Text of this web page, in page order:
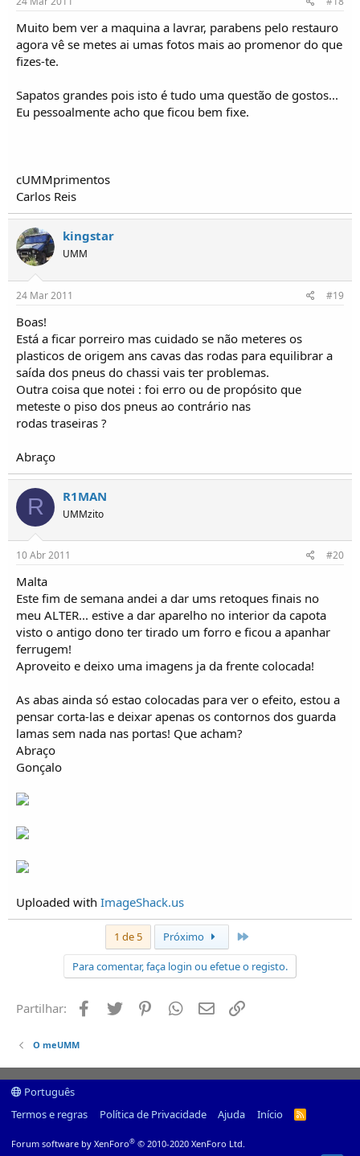
Muito bem ver a maquina a lavrar, parabens pelo restauro
agora vê se metes ai umas fotos mais ao promenor do que
fizes-te.
Sapatos grandes pois isto é tudo uma questão de gostos...
Eu pessoalmente acho que ficou bem fixe.
cUMMprimentos
Carlos Reis
kingstar
UMM
24 Mar 2011 #19
Boas!
Está a ficar porreiro mas cuidado se não meteres os
plasticos de origem ans cavas das rodas para equilibrar a
saída dos pneus do chassi vais ter problemas.
Outra coisa que notei : foi erro ou de propósito que
meteste o piso dos pneus ao contrário nas
rodas traseiras ?
Abraço
R R1MAN
UMMzito
10 Abr 2011 #20
Malta
Este fim de semana andei a dar ums retoques finais no
meu ALTER... estive a dar aparelho no interior da capota
visto o antigo dono ter tirado um forro e ficou a apanhar
ferrugem!
Aproveito e deixo uma imagens ja da frente colocada!
As abas ainda só estao colocadas para ver o efeito, estou a
pensar corta-las e deixar apenas os contornos dos guarda
lamas sem nada nas portas! Que acham?
Abraço
Gonçalo
Uploaded with ImageShack.us
1 de 5 Próximo
Para comentar, faça login ou efetue o registo.
Partilhar: Facebook
Twitter PinterestWhatsapp
Email
O meUMM
Português
Termos e regras
Política de Privacidade Ajuda Início
R
Forum software by XenForo® © 2010-2020 XenForo Ltd.